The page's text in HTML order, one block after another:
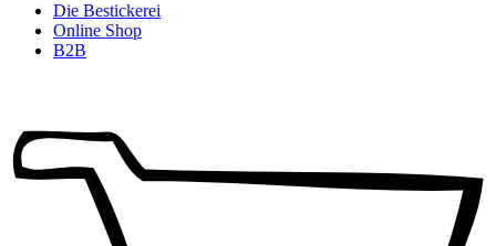
Die Bestickerei
Online Shop
B2B